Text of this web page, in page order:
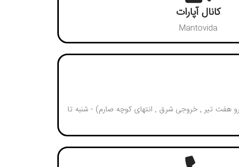
کانال آپارات
Mantovida
ویدا (از طریق مترو: مترو هفت تیر , خروجی شرق , انتهای کوچه صارم) - شنبه تا